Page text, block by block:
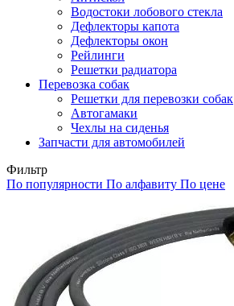
Водостоки лобового стекла
Дефлекторы капота
Дефлекторы окон
Рейлинги
Решетки радиатора
Перевозка собак
Решетки для перевозки собак
Автогамаки
Чехлы на сиденья
Запчасти для автомобилей
Фильтр
По популярности По алфавиту По цене